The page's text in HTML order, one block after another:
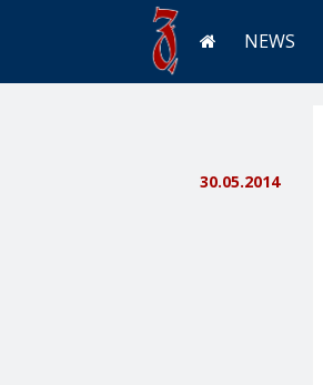
NEWS
30.05.2014